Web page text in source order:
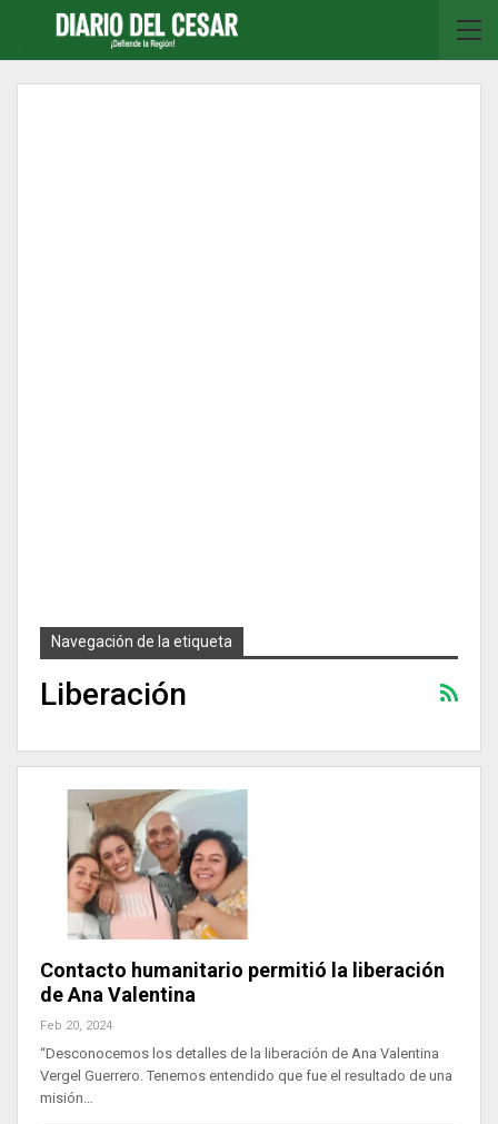
Navegación de la etiqueta
Liberación
Contacto humanitario permitió la liberación
de Ana Valentina
Feb 20, 2024
“Desconocemos los detalles de la liberación de Ana Valentina
Vergel Guerrero. Tenemos entendido que fue el resultado de una
misión…